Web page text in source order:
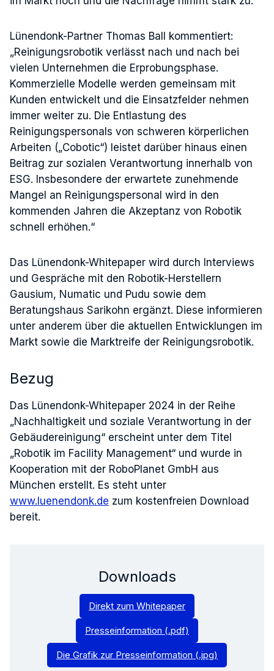
Lünendonk-Partner Thomas Ball kommentiert:
„Reinigungsrobotik verlässt nach und nach bei
vielen Unternehmen die Erprobungsphase.
Kommerzielle Modelle werden gemeinsam mit
Kunden entwickelt und die Einsatzfelder nehmen
immer weiter zu. Die Entlastung des
Reinigungspersonals von schweren körperlichen
Arbeiten („Cobotic“) leistet darüber hinaus einen
Beitrag zur sozialen Verantwortung innerhalb von
ESG. Insbesondere der erwartete zunehmende
Mangel an Reinigungspersonal wird in den
kommenden Jahren die Akzeptanz von Robotik
schnell erhöhen.“
Das Lünendonk-Whitepaper wird durch Interviews
und Gespräche mit den Robotik-Herstellern
Gausium, Numatic und Pudu sowie dem
Beratungshaus Sarikohn ergänzt. Diese informieren
unter anderem über die aktuellen Entwicklungen im
Markt sowie die Marktreife der Reinigungsrobotik.
Bezug
Das Lünendonk-Whitepaper 2024 in der Reihe
„Nachhaltigkeit und soziale Verantwortung in der
Gebäudereinigung“ erscheint unter dem Titel
„Robotik im Facility Management“ und wurde in
Kooperation mit der RoboPlanet GmbH aus
München erstellt. Es steht unter
www.luenendonk.de zum kostenfreien Download
bereit.
Downloads
Direkt zum Whitepaper
Presseinformation (.pdf)
Die Grafik zur Presseinformation (.jpg)